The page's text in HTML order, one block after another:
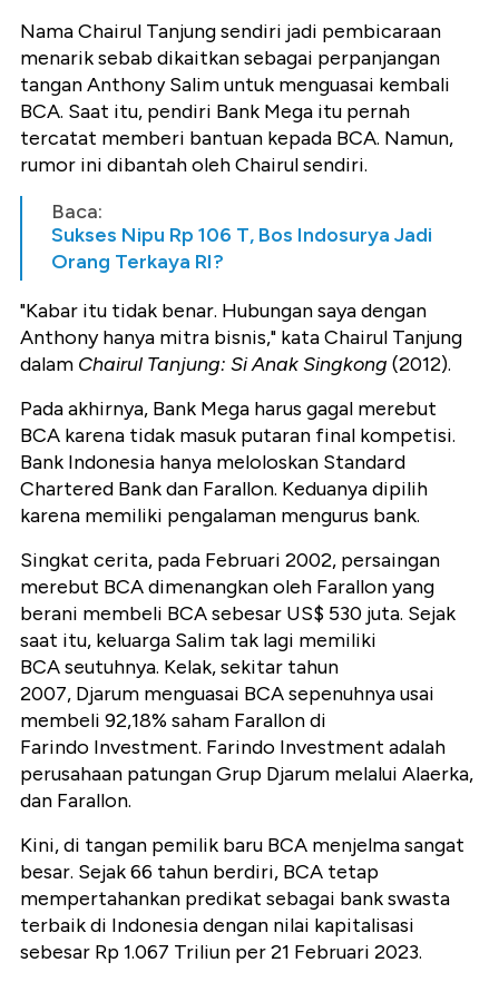
Nama Chairul Tanjung sendiri jadi pembicaraan
menarik sebab dikaitkan sebagai perpanjangan
tangan Anthony Salim untuk menguasai kembali
BCA. Saat itu, pendiri Bank Mega itu pernah
tercatat memberi bantuan kepada BCA. Namun,
rumor ini dibantah oleh Chairul sendiri.
Baca:
Sukses Nipu Rp 106 T, Bos Indosurya Jadi
Orang Terkaya RI?
"Kabar itu tidak benar. Hubungan saya dengan
Anthony hanya mitra bisnis," kata Chairul Tanjung
dalam Chairul Tanjung: Si Anak Singkong (2012).
Pada akhirnya, Bank Mega harus gagal merebut
BCA karena tidak masuk putaran final kompetisi.
Bank Indonesia hanya meloloskan Standard
Chartered Bank dan Farallon. Keduanya dipilih
karena memiliki pengalaman mengurus bank.
Singkat cerita, pada Februari 2002, persaingan
merebut BCA dimenangkan oleh Farallon yang
berani membeli BCA sebesar US$ 530 juta. Sejak
saat itu, keluarga Salim tak lagi memiliki
BCA seutuhnya. Kelak, sekitar tahun
2007, Djarum menguasai BCA sepenuhnya usai
membeli 92,18% saham Farallon di
Farindo Investment. Farindo Investment adalah
perusahaan patungan Grup Djarum melalui Alaerka,
dan Farallon.
Kini, di tangan pemilik baru BCA menjelma sangat
besar. Sejak 66 tahun berdiri, BCA tetap
mempertahankan predikat sebagai bank swasta
terbaik di Indonesia dengan nilai kapitalisasi
sebesar Rp 1.067 Triliun per 21 Februari 2023.